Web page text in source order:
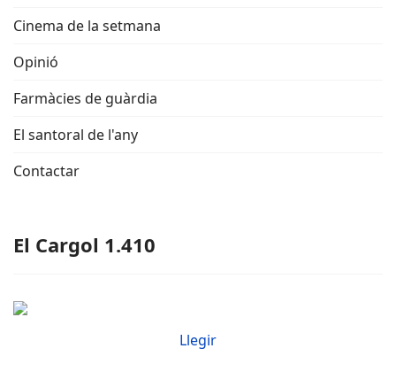
Cinema de la setmana
Opinió
Farmàcies de guàrdia
El santoral de l'any
Contactar
El Cargol 1.410
Llegir